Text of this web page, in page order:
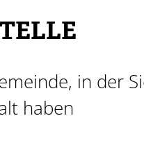
in der
haben